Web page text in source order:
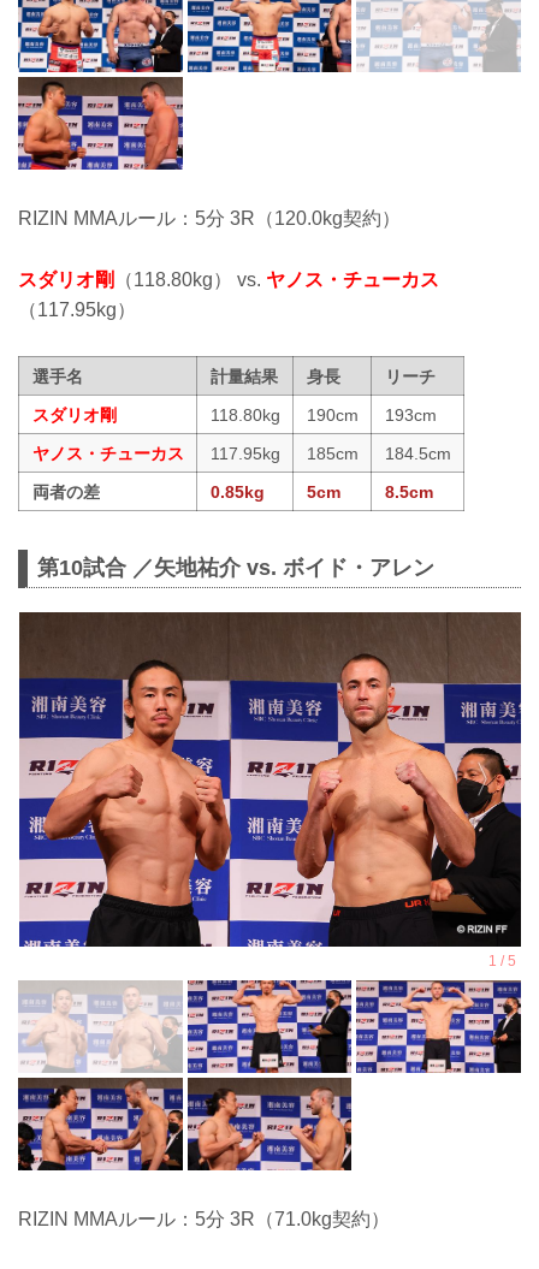
RIZIN MMAルール：5分 3R（120.0kg契約）
スダリオ剛 （118.80kg） vs. ヤノス・チューカス
（117.95kg）
選手名 計量結果 身長
リーチ
スダリオ剛
118.80kg 190cm
193cm
ヤノス・チューカス
117.95kg 185cm
184.5cm
両者の差
0.85kg 5cm 8.5cm
第10試合 ／矢地祐介 vs. ボイド・アレン
RIZIN MMAルール：5分 3R（71.0kg契約）